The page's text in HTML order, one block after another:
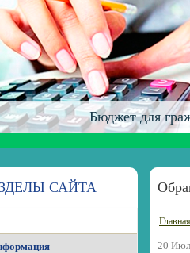
Бюджет для
САЙТА
Главная
20